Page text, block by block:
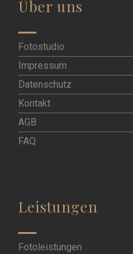
Über uns
Fotostudio
Impressum
Datenschutz
Kontakt
AGB
FAQ
Leistungen
Fotoleistungen